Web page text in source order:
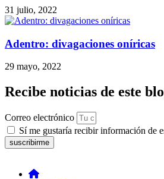
31 julio, 2022
Adentro: divagaciones oníricas
29 mayo, 2022
Recibe noticias de este
Correo electrónico
Sí me gustaría recibir información de
suscribirme